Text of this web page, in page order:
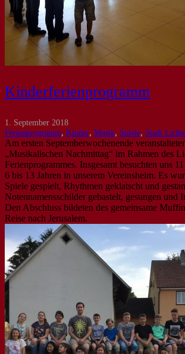
Kinderferienprogramm
1. September 2018
Ferienprogramm, Kinder, Musik, Spiele, Stadt
Am ersten Septemberwochenende
„Musikalischen Nachmittag“ im Rahmen des
Ferienprogrammes. Insgesamt besuchten uns
6 bis 13 Jahren in unserem Vereinsheim. Es
Spiele gespielt, Rhythmen geklatscht und
Notennamensschilder gebastelt, gesungen und
Den Abschluss bildeten des gemeinsame
Reise nach Jerusalem.